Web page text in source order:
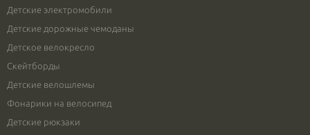
Детские электромобили
Детские дорожные чемоданы
Детское велокресло
Скейтборды
Детские велошлемы
Фонарики на велосипед
Детские рюкзаки